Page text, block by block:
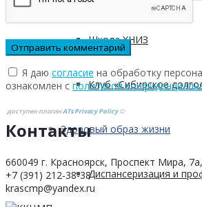
Школа ХНИЗ
Клуб «Сибирское
Здоровый образ жизни
Диспансеризация и
Я даю согласие на обработку
ознакомлен с политикой
доступен плагинATs Privacy Policy©
Контакты
660049 г. Красноярск, Проспект Мира,
+7 (391) 212-38-38
krascmp@yandex.ru